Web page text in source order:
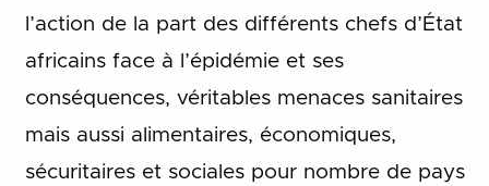
l’action de la part des différents chefs d’État
africains face à l’épidémie et ses
conséquences, véritables menaces sanitaires
mais aussi alimentaires, économiques,
sécuritaires et sociales pour nombre de pays